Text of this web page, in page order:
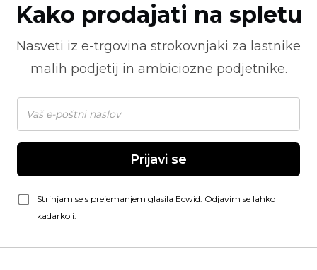
Kako prodajati na spletu
Nasveti iz e-trgovina strokovnjaki za lastnike
malih podjetij in ambiciozne podjetnike.
Prijavi se
Strinjam se s prejemanjem glasila Ecwid. Odjavim se lahko
kadarkoli.